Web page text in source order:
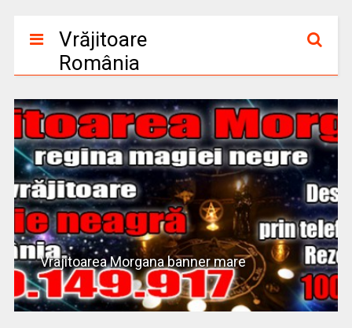
Vrăjitoare
România
Vrajitoarea Morgana banner mare